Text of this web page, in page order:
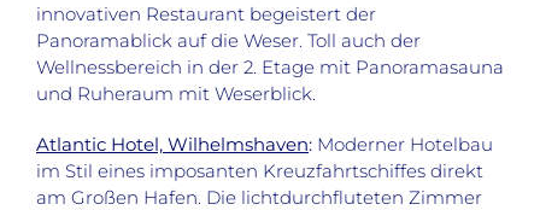
innovativen Restaurant begeistert der
Panoramablick auf die Weser. Toll auch der
Wellnessbereich in der 2. Etage mit Panoramasauna
und Ruheraum mit Weserblick.
Atlantic Hotel, Wilhelmshaven: Moderner Hotelbau
im Stil eines imposanten Kreuzfahrtschiffes direkt
am Großen Hafen. Die lichtdurchfluteten Zimmer